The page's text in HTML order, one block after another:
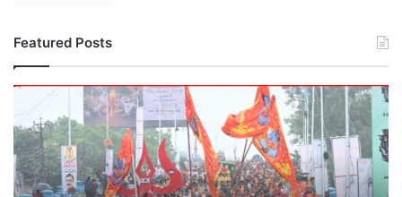
Featured Posts
कंधों
कांवड़,
हाथों
में
पौधा…